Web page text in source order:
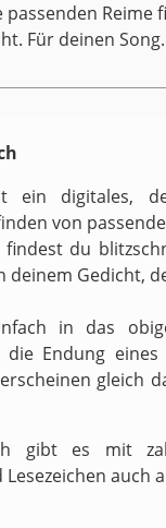
passenden Reime
Für deinen Song.
ein digitales,
von
findest du
deinem Gedicht,
in das
Endung
gleich
gibt es mit
auch